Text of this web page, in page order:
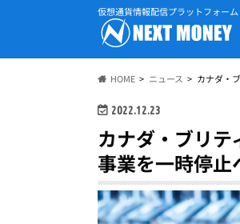
仮想通貨情報配信プラットフォーム
HOME ニュース カナダ・
2022.12.23
カナダ・ブリ
事業を一時停止